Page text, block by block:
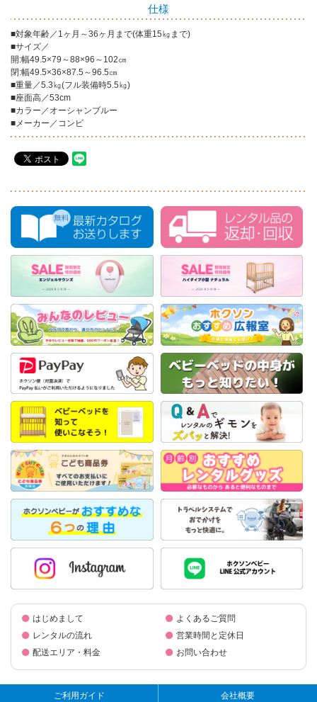
仕様
■対象年齢／1ヶ月～36ヶ月まで(体重15㎏まで)
■サイズ／
開:幅49.5×79～88×96～102㎝
閉:幅49.5×36×87.5～96.5㎝
■重量／5.3㎏(フル装備時5.5㎏)
■座面高／53cm
■カラー／オーシャンブルー
■メーカー／コンビ
はじめまして
レンタルの流れ
配送エリア・料金
よくあるご質問
営業時間と定休日
お問い合わせ
ご利用ガイド 会社概要